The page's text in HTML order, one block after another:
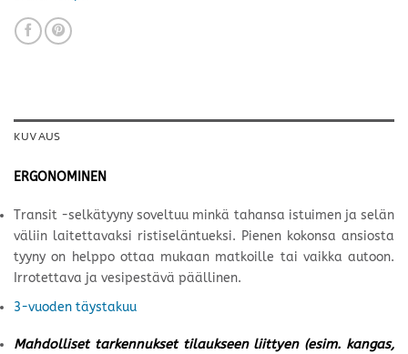
KUVAUS
ERGONOMINEN
Transit -selkätyyny soveltuu minkä tahansa istuimen ja selän
väliin laitettavaksi ristiseläntueksi. Pienen kokonsa ansiosta
tyyny on helppo ottaa mukaan matkoille tai vaikka autoon.
Irrotettava ja vesipestävä päällinen.
3-vuoden täystakuu
Mahdolliset tarkennukset tilaukseen liittyen (esim. kangas,